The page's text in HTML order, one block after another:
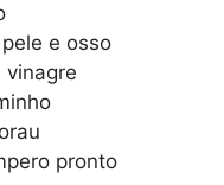
e osso
vinagre
pronto